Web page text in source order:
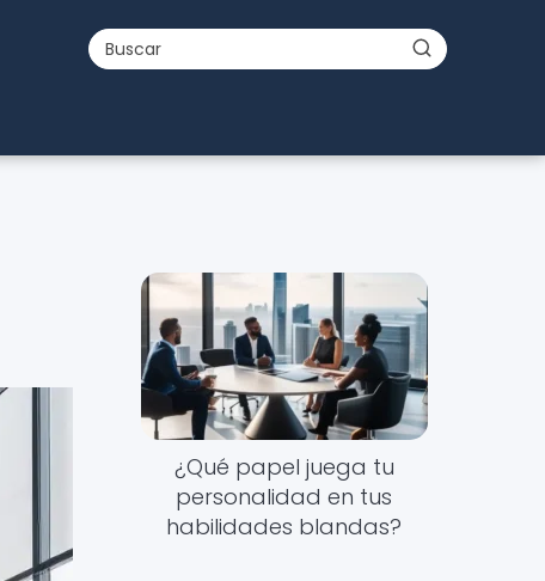
¿Qué papel juega tu
personalidad en tus
habilidades blandas?